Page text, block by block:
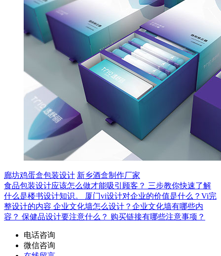
廊坊鸡蛋盒包装设计 新乡酒盒制作厂家
食品包装设计应该怎么做才能吸引顾客？ 三步教你快速了解
什么是楼书设计知识。
厦门vi设计对企业的价值是什么？Vi完
整设计的内容 企业文化墙怎么设计？企业文化墙有哪些内
容？ 保健品设计要注意什么？ 购买链接有哪些注意事项？
电话咨询
微信咨询